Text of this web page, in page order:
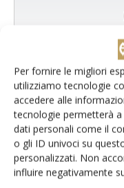
Per fornire le migliori
utilizziamo tecnologie
accedere alle
tecnologie permetterà
dati personali come il
o gli ID univoci su
personalizzati. Non
influire negativamente
I consigli di